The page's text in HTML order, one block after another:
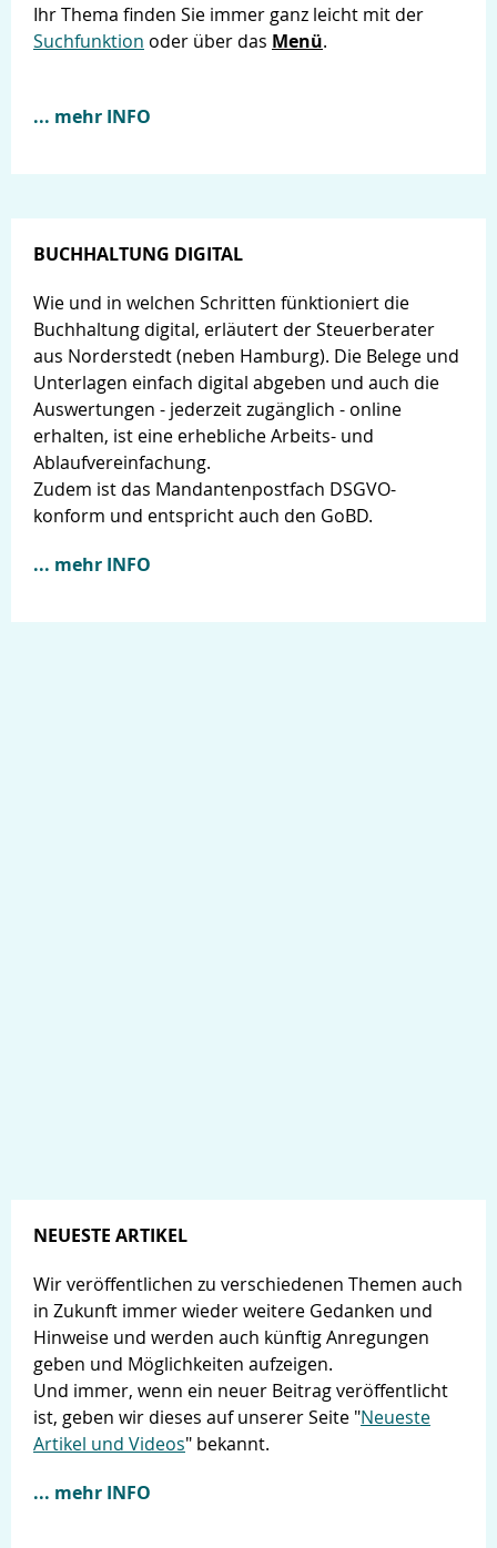
Ihr Thema finden Sie immer ganz leicht mit der
Suchfunktion oder über das Menü.
... mehr INFO
BUCHHALTUNG DIGITAL
Wie und in welchen Schritten fünktioniert die
Buchhaltung digital, erläutert der Steuerberater
aus Norderstedt (neben Hamburg). Die Belege und
Unterlagen einfach digital abgeben und auch die
Auswertungen - jederzeit zugänglich - online
erhalten, ist eine erhebliche Arbeits- und
Ablaufvereinfachung.
Zudem ist das Mandantenpostfach DSGVO-
konform und entspricht auch den GoBD.
... mehr INFO
NEUESTE ARTIKEL
Wir veröffentlichen zu verschiedenen Themen auch
in Zukunft immer wieder weitere Gedanken und
Hinweise und werden auch künftig Anregungen
geben und Möglichkeiten aufzeigen.
Und immer, wenn ein neuer Beitrag veröffentlicht
ist, geben wir dieses auf unserer Seite "Neueste
Artikel und Videos" bekannt.
... mehr INFO